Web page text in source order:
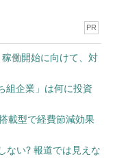
PR
働開始に向けて、対
組企業」は何に投資
載型で経費節減効果
ない? 報道では見えな